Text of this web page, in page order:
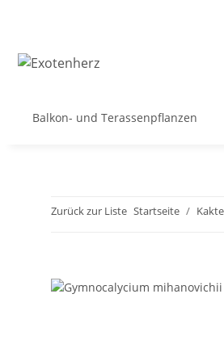
Balkon- und Terassenpflanzen
Zurück zur Liste Startseite